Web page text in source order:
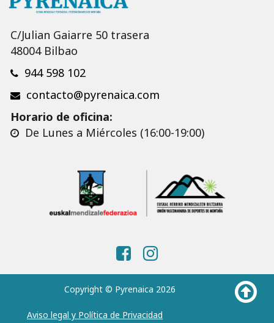
C/Julian Gaiarre 50 trasera
48004 Bilbao
944 598 102
contacto@pyrenaica.com
Horario de oficina:
De Lunes a Miércoles (16:00-19:00)
Copyright © Pyrenaica 2026
Aviso legal y Política de Privacidad